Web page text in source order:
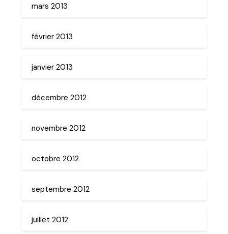
mars 2013
février 2013
janvier 2013
décembre 2012
novembre 2012
octobre 2012
septembre 2012
juillet 2012